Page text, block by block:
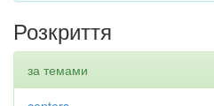
Розкриття
за темами